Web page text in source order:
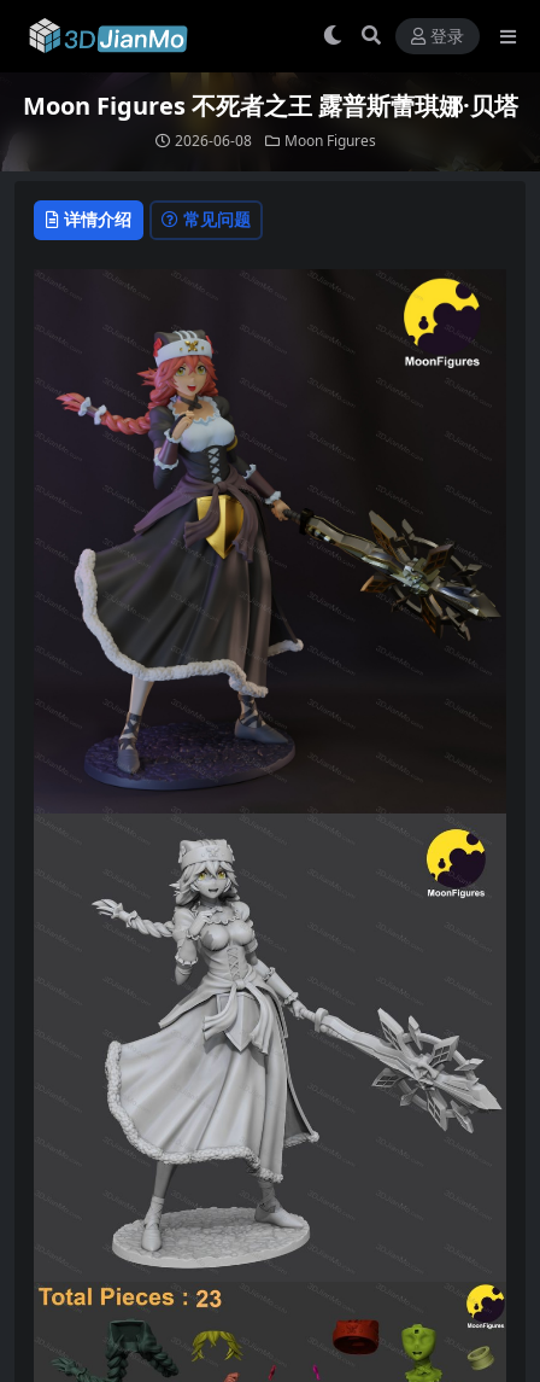
登录
Moon Figures 不死者之王 露普斯蕾琪娜·贝塔
2026-06-08 Moon Figures
详情介绍 常见问题